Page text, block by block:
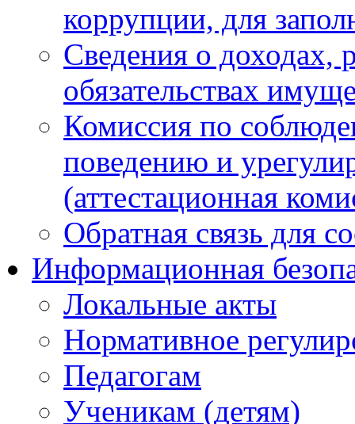
коррупции, для
Сведения о доходах,
обязательствах
Комиссия по
поведению и
(аттестационная
Обратная связь для
Информационная
Локальные акты
Нормативное
Педагогам
Ученикам (детям)